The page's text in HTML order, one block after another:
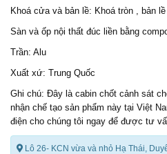
Khoá cửa và bản lề: Khoá tròn , bản
Sàn và ốp nội thất đúc liền bằng
Trần: Alu
Xuất xứ: Trung Quốc
Ghi chú: Đây là cabin chốt cảnh sát
nhận chế tạo sản phẩm này tại Việt
điện cho chúng tôi ngay để được tư
Lô 26- KCN vừa và nhỏ Hạ Thái,